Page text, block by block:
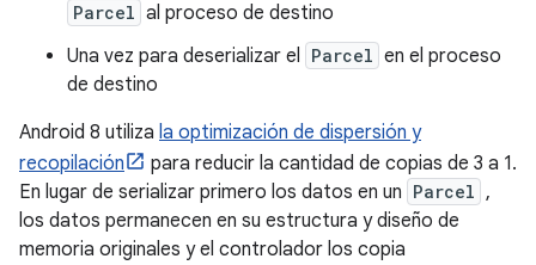
Parcel al proceso de destino
Una vez para deserializar el Parcel en el proceso
de destino
Android 8 utiliza la optimización de dispersión y
recopilación
para reducir la cantidad de copias de 3 a 1.
En lugar de serializar primero los datos en un Parcel ,
los datos permanecen en su estructura y diseño de
memoria originales y el controlador los copia